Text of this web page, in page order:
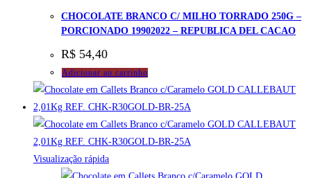
CHOCOLATE BRANCO C/ MILHO TORRADO 250G –
PORCIONADO 19902022 – REPUBLICA DEL CACAO
R$ 54,40
Adicionar ao carrinho
Visualização rápida